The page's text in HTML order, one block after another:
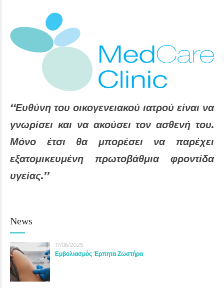
‘‘Ευθύνη του οικογενειακού ιατρού είναι να
γνωρίσει και να ακούσει τον ασθενή του.
Μόνο έτσι θα μπορέσει να παρέχει
εξατομικευμένη πρωτοβάθμια φροντίδα
υγείας.’’
News
17/06/2025
Εμβολιασμός Έρπητα Ζωστήρα